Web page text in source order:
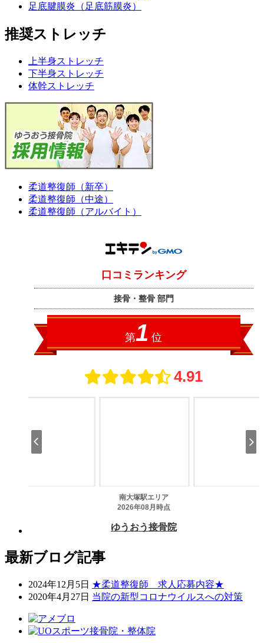
足底腱膜炎（足底筋膜炎）
推奨ストレッチ
上半身ストレッチ
下半身ストレッチ
体幹ストレッチ
柔道整復師（新卒）
柔道整復師（中途）
柔道整復師（アルバイト）
最新ブログ記事
2024年12月5日 ★柔道整復師 求人応募内容★
2020年4月27日 当院の新型コロナウイルスへの対策